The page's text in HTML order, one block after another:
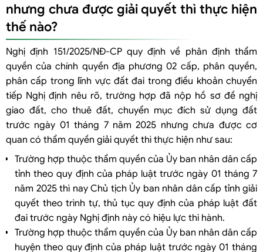
nhưng chưa được giải quyết thì thực hiện
thế nào?
Nghị định 151/2025/NĐ-CP quy định về phân định thẩm
quyền của chính quyền địa phương 02 cấp, phân quyền,
phân cấp trong lĩnh vực đất đai trong điều khoản chuyển
tiếp Nghị định nêu rõ, trường hợp đã nộp hồ sơ đề nghị
giao đất, cho thuê đất, chuyển mục đích sử dụng đất
trước ngày 01 tháng 7 năm 2025 nhưng chưa được cơ
quan có thẩm quyền giải quyết thì thực hiện như sau:
Trường hợp thuộc thẩm quyền của Ủy ban nhân dân cấp
tỉnh theo quy định của pháp luật trước ngày 01 tháng 7
năm 2025 thì nay Chủ tịch Ủy ban nhân dân cấp tỉnh giải
quyết theo trình tự, thủ tục quy định của pháp luật đất
đai trước ngày Nghị định này có hiệu lực thi hành.
Trường hợp thuộc thẩm quyền của Ủy ban nhân dân cấp
huyện theo quy định của pháp luật trước ngày 01 tháng